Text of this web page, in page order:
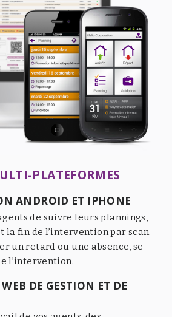
PLATEFORMES
ANDROID ET IPHONE
de suivre leurs plannings,
la fin de l’intervention par scan
un retard ou une absence, se
l’intervention.
DE GESTION ET DE